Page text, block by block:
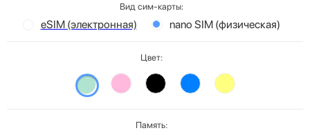
Вид сим-карты:
eSIM (электронная) nano SIM (физическая)
Цвет:
Память: